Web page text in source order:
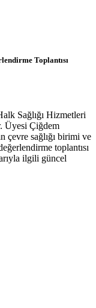
Toplantısı
Sağlığı Hizmetleri
Üyesi Çiğdem
çevre sağlığı birimi ve
toplantısı
ilgili güncel